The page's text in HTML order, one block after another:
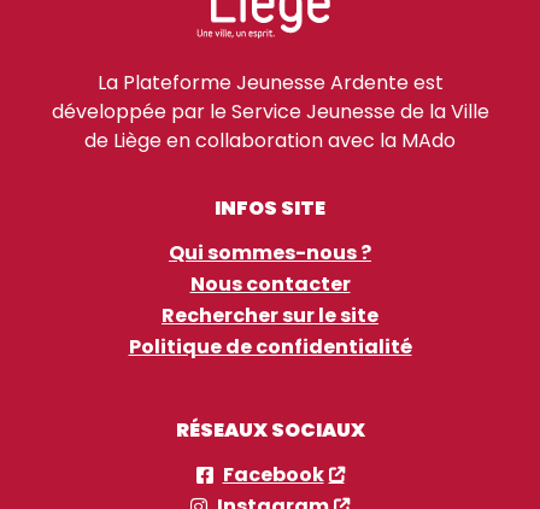
La Plateforme Jeunesse Ardente est
développée par le Service Jeunesse de la Ville
de Liège en collaboration avec la MAdo
INFOS SITE
Qui sommes-nous ?
Nous contacter
Rechercher sur le site
Politique de confidentialité
RÉSEAUX SOCIAUX
Facebook